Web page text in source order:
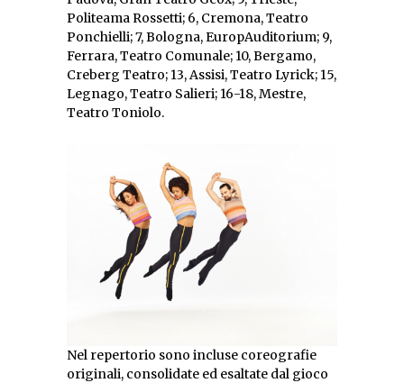
Politeama Rossetti; 6, Cremona, Teatro
Ponchielli; 7, Bologna, EuropAuditorium; 9,
Ferrara, Teatro Comunale; 10, Bergamo,
Creberg Teatro; 13, Assisi, Teatro Lyrick; 15,
Legnago, Teatro Salieri; 16-18, Mestre,
Teatro Toniolo.
Nel repertorio sono incluse coreografie
originali, consolidate ed esaltate dal gioco